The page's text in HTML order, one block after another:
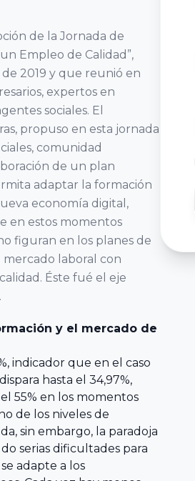
de la Jornada de
Empleo de Calidad”,
2019 y que reunió en
expertos en
sociales. El
propuso en esta jornada
comunidad
de un plan
adaptar la formación
economía digital,
en estos momentos
figuran en los planes de
mercado laboral con
Éste fué el eje
y el mercado de
indicador que en el caso
hasta el 34,97%,
55% en los momentos
de los niveles de
sin embargo, la paradoja
serias dificultades para
adapte a los